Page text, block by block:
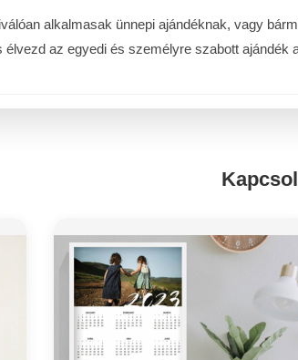
alkalmasak ünnepi ajándéknak, vagy
élvezd az egyedi és személyre szabott ajándék